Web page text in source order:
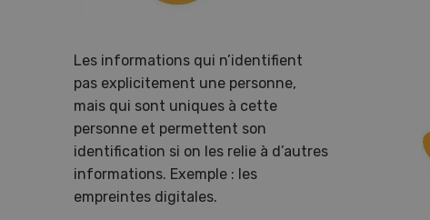
Les informations qui n’identifient
pas explicitement une personne,
mais qui sont uniques à cette
personne et permettent son
identification si on les relie à d’autres
informations. Exemple : les
empreintes digitales.